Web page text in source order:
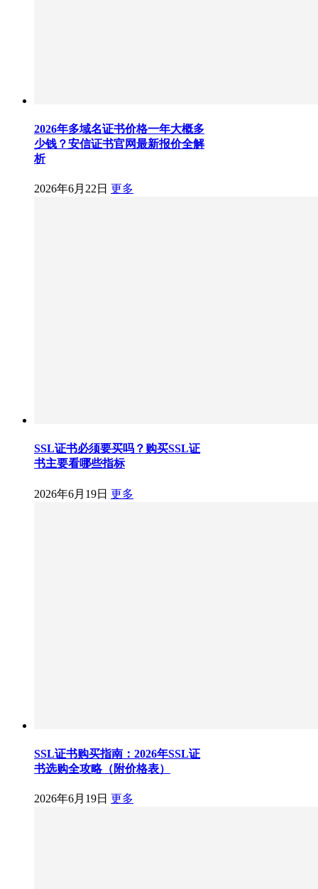
2026年多域名证书价格一年大概多
少钱？安信证书官网最新报价全解
析
2026年6月22日 更多
SSL证书必须要买吗？购买SSL证
书主要看哪些指标
2026年6月19日 更多
SSL证书购买指南：2026年SSL证
书选购全攻略（附价格表）
2026年6月19日 更多